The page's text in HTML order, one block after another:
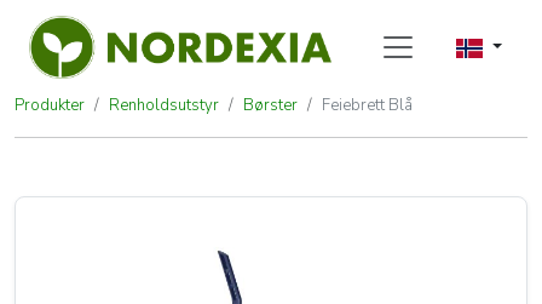
Produkter Renholdsutstyr Børster Feiebrett Blå
Feiebrett Blå